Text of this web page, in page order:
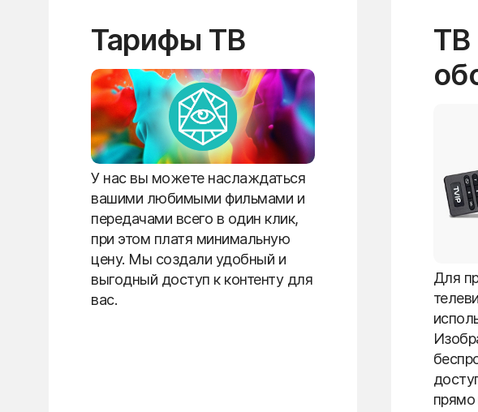
Тарифы ТВ
У нас вы можете наслаждаться
вашими любимыми фильмами и
передачами всего в один клик,
при этом платя минимальную
цену. Мы создали удобный и
выгодный доступ к контенту для
вас.
ТВ
Для
прямо